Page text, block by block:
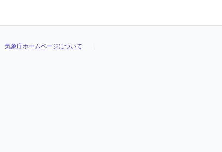
気象庁ホームページについて